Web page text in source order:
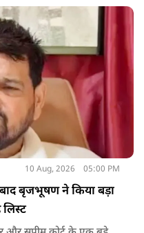
10 Aug, 2026 05:00 PM
बृजभूषण ने किया बड़ा